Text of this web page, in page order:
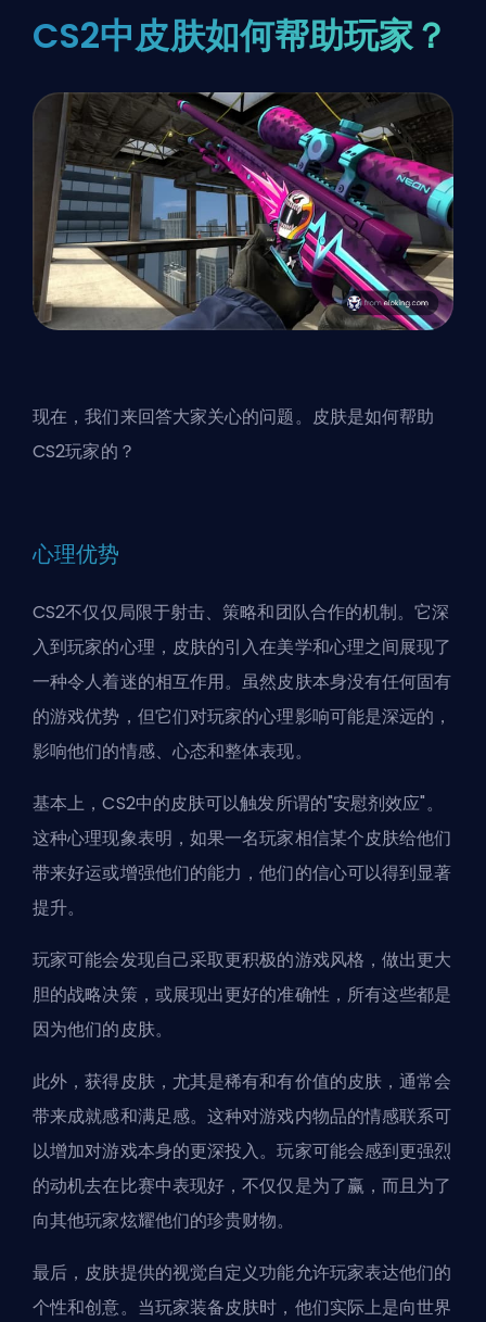
CS2中皮肤如何帮助玩家？
现在，我们来回答大家关心的问题。皮肤是如何帮助
CS2玩家的？
心理优势
CS2不仅仅局限于射击、策略和团队合作的机制。它深
入到玩家的心理，皮肤的引入在美学和心理之间展现了
一种令人着迷的相互作用。虽然皮肤本身没有任何固有
的游戏优势，但它们对玩家的心理影响可能是深远的，
影响他们的情感、心态和整体表现。
基本上，CS2中的皮肤可以触发所谓的"安慰剂效应"。
这种心理现象表明，如果一名玩家相信某个皮肤给他们
带来好运或增强他们的能力，他们的信心可以得到显著
提升。
玩家可能会发现自己采取更积极的游戏风格，做出更大
胆的战略决策，或展现出更好的准确性，所有这些都是
因为他们的皮肤。
此外，获得皮肤，尤其是稀有和有价值的皮肤，通常会
带来成就感和满足感。这种对游戏内物品的情感联系可
以增加对游戏本身的更深投入。玩家可能会感到更强烈
的动机去在比赛中表现好，不仅仅是为了赢，而且为了
向其他玩家炫耀他们的珍贵财物。
最后，皮肤提供的视觉自定义功能允许玩家表达他们的
个性和创意。当玩家装备皮肤时，他们实际上是向世界